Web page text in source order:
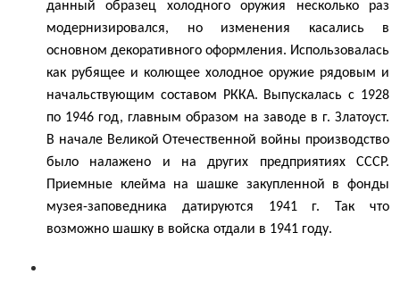
данный образец холодного оружия несколько раз
модернизировался, но изменения касались в
основном декоративного оформления. Использовалась
как рубящее и колющее холодное оружие рядовым и
начальствующим составом РККА. Выпускалась с 1928
по 1946 год, главным образом на заводе в г. Златоуст.
В начале Великой Отечественной войны производство
было налажено и на других предприятиях СССР.
Приемные клейма на шашке закупленной в фонды
музея-заповедника датируются 1941 г. Так что
возможно шашку в войска отдали в 1941 году.